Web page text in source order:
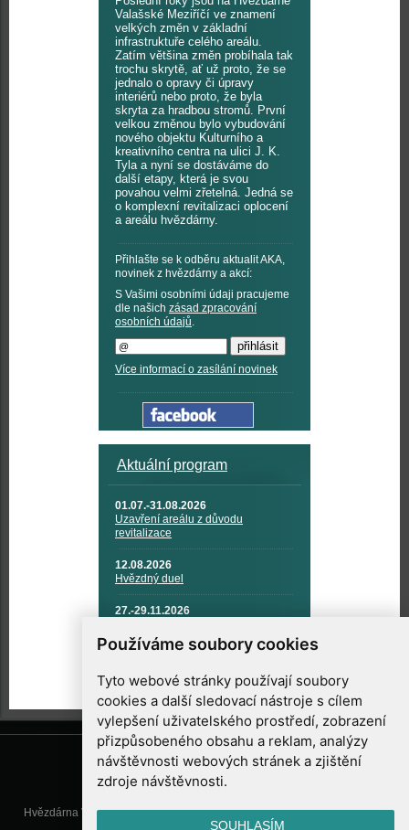
Používáme soubory cookies
Tyto webové stránky používají soubory
cookies a další sledovací nástroje s cílem
vylepšení uživatelského prostředí, zobrazení
přizpůsobeného obsahu a reklam, analýzy
návštěvnosti webových stránek a zjištění
zdroje návštěvnosti.
SOUHLASÍM
Valašské Meziříčí ve znamení
velkých změn v základní
infrastruktuře celého areálu.
Zatím většina změn probíhala tak
trochu skrytě, ať už proto, že se
jednalo o opravy či úpravy
interiérů nebo proto, že byla
skryta za hradbou stromů. První
velkou změnou bylo vybudování
nového objektu Kulturního a
kreativního centra na ulici J. K.
Tyla a nyní se dostáváme do
další etapy, která je svou
povahou velmi zřetelná. Jedná se
o komplexní revitalizaci oplocení
a areálu hvězdárny.
Přihlašte se k odběru aktualit AKA,
novinek z hvězdárny a akcí:
S Vašimi osobními údaji pracujeme
dle našich zásad zpracování
osobních údajů
Více informací o zasílání novinek
Aktuální program
01.07.-31.08.2026
Uzavření areálu z důvodu
revitalizace
12.08.2026
Hvězdný duel
27.-29.11.2026
TECHNIKA A KOSMICKÉ
TECHNOLOGIE
Hvězdárna Valašské Meziříčí, příspěvková organizace, Vsetínská 78, 757